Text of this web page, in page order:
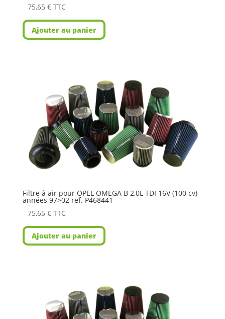
75,65 € TTC
Ajouter au panier
Filtre à air pour OPEL OMEGA B 2,0L TDI 16V (100 cv)
années 97>02 ref. P468441
75,65 € TTC
Ajouter au panier